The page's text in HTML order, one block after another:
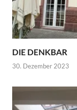
DIE DENKBAR
30. Dezember 2023